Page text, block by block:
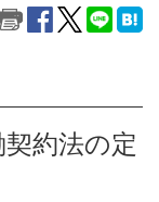
約法の定